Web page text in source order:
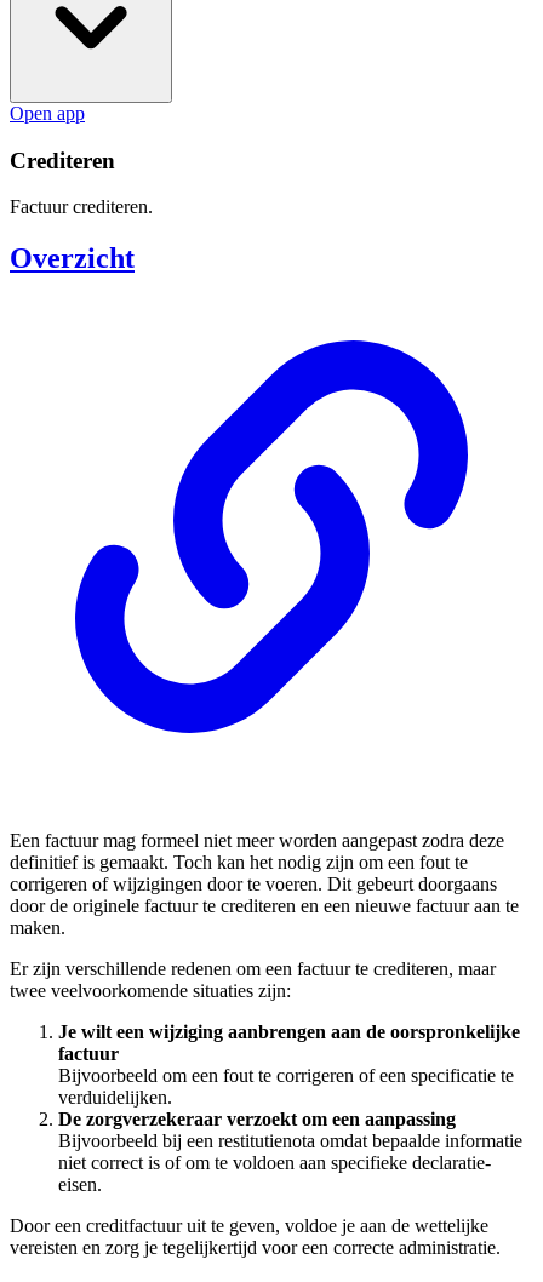
Open app
Crediteren
Factuur crediteren.
Overzicht
Een factuur mag formeel niet meer worden aangepast zodra deze
definitief is gemaakt. Toch kan het nodig zijn om een fout te
corrigeren of wijzigingen door te voeren. Dit gebeurt doorgaans
door de originele factuur te crediteren en een nieuwe factuur aan te
maken.
Er zijn verschillende redenen om een factuur te crediteren, maar
twee veelvoorkomende situaties zijn:
Je wilt een wijziging aanbrengen aan de oorspronkelijke
factuur
Bijvoorbeeld om een fout te corrigeren of een specificatie te
verduidelijken.
De zorgverzekeraar verzoekt om een aanpassing
Bijvoorbeeld bij een restitutienota omdat bepaalde informatie
niet correct is of om te voldoen aan specifieke declaratie-
eisen.
Door een creditfactuur uit te geven, voldoe je aan de wettelijke
vereisten en zorg je tegelijkertijd voor een correcte administratie.